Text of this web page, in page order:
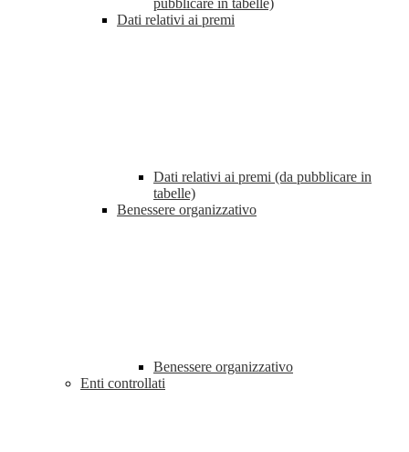
pubblicare in tabelle)
Dati relativi ai premi
Dati relativi ai premi (da pubblicare in
tabelle)
Benessere organizzativo
Benessere organizzativo
Enti controllati